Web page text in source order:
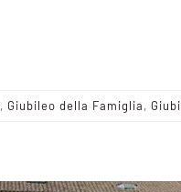
, Giubileo della Famiglia,